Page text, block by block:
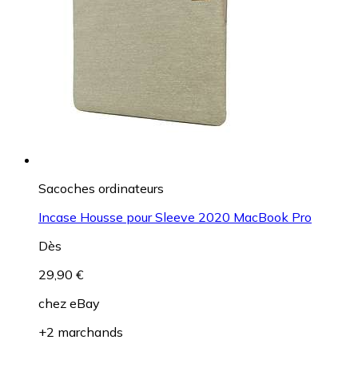
Sacoches ordinateurs
Incase Housse pour Sleeve 2020 MacBook Pro
Dès
29,90 €
chez eBay
+2 marchands